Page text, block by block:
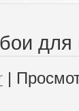
для
|